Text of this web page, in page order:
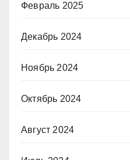
Февраль 2025
Декабрь 2024
Ноябрь 2024
Октябрь 2024
Август 2024